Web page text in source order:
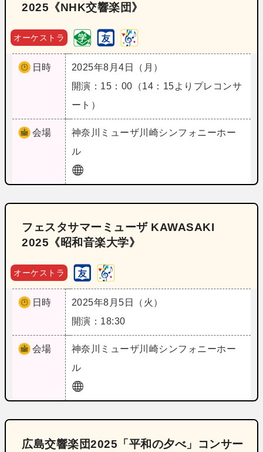
2025《NHK交響楽団》
オーケストラ
日時
2025年8月4日（月）
開演：15：00（14：15よりプレコンサ
ート）
会場 神奈川
ミューザ川崎シンフォニーホー
ル
フェスタサマーミューザ KAWASAKI
2025《昭和音楽大学》
オーケストラ
日時
2025年8月5日（火）
開演：18:30
会場 神奈川
ミューザ川崎シンフォニーホー
ル
広島交響楽団2025「平和の夕べ」コンサー